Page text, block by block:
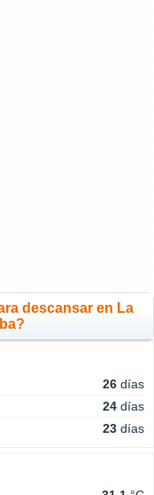
descansar en La
26 días
24 días
23 días